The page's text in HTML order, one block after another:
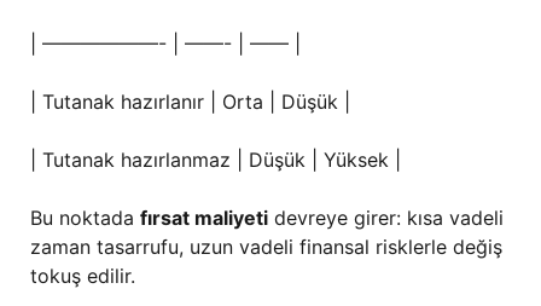
| ——————- | ——- | —— |
| Tutanak hazırlanır | Orta | Düşük |
| Tutanak hazırlanmaz | Düşük | Yüksek |
Bu noktada fırsat maliyeti devreye girer: kısa vadeli
zaman tasarrufu, uzun vadeli finansal risklerle değiş
tokuş edilir.